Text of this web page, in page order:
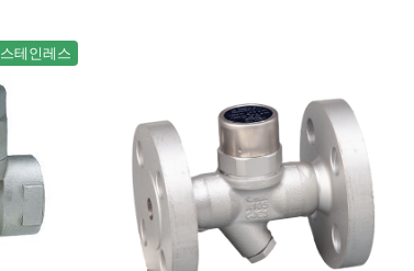
스테인레스